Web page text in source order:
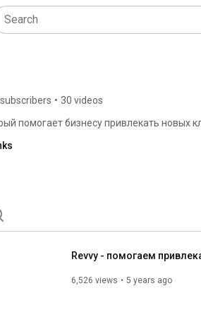
• 30 videos
помогает бизнесу привлекать новых
и обрабатываем негатив, не
6,526 views 5 years ago